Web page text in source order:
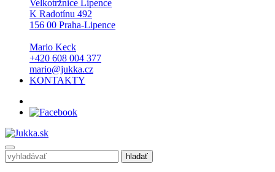
Velkotržnice Lipence
K Radotínu 492
156 00 Praha-Lipence
Mario Keck
+420 608 004 377
mario@jukka.cz
KONTAKTY